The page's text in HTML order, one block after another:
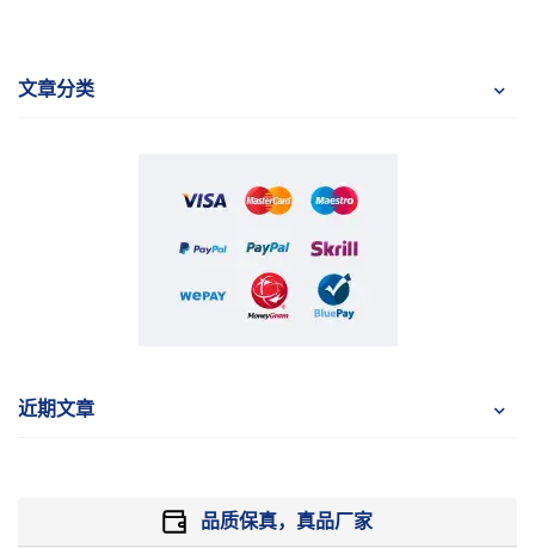
文章分类
近期文章
品质保真，真品厂家